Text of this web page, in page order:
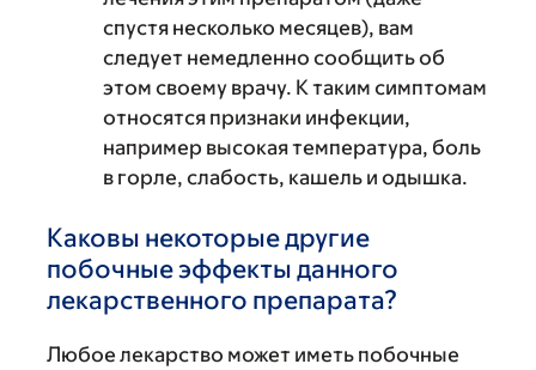
спустя несколько месяцев), вам
следует немедленно сообщить об
этом своему врачу. К таким симптомам
относятся признаки инфекции,
например высокая температура, боль
в горле, слабость, кашель и одышка.
Каковы некоторые другие
побочные эффекты данного
лекарственного препарата?
Любое лекарство может иметь побочные